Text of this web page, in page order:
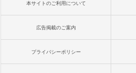
本サイトのご利用について
広告掲載のご案内
プライバシーポリシー